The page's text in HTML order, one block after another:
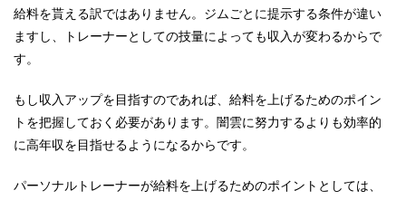
給料を貰える訳ではありません。ジムごとに提示する条件が違い
ますし、トレーナーとしての技量によっても収入が変わるからで
す。
もし収入アップを目指すのであれば、給料を上げるためのポイン
トを把握しておく必要があります。闇雲に努力するよりも効率的
に高年収を目指せるようになるからです。
パーソナルトレーナーが給料を上げるためのポイントとしては、